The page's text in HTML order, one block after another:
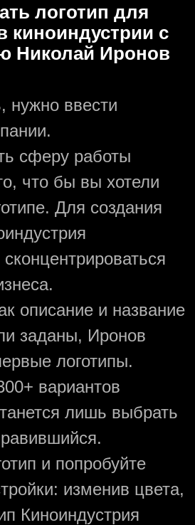
логотип для
киноиндустрии с
Николай Иронов
нужно ввести
сферу работы
что бы вы хотели
Для создания
описание и название
заданы, Иронов
логотипы.
вариантов
лишь выбрать
и попробуйте
изменив цвета,
Киноиндустрия